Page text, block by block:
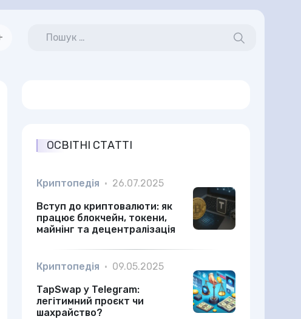
ОСВІТНІ СТАТТІ
Криптопедія • 26.07.2025
Вступ до криптовалюти: як
працює блокчейн, токени,
майнінг та децентралізація
Криптопедія • 09.05.2025
TapSwap у Telegram:
легітимний проєкт чи
шахрайство?